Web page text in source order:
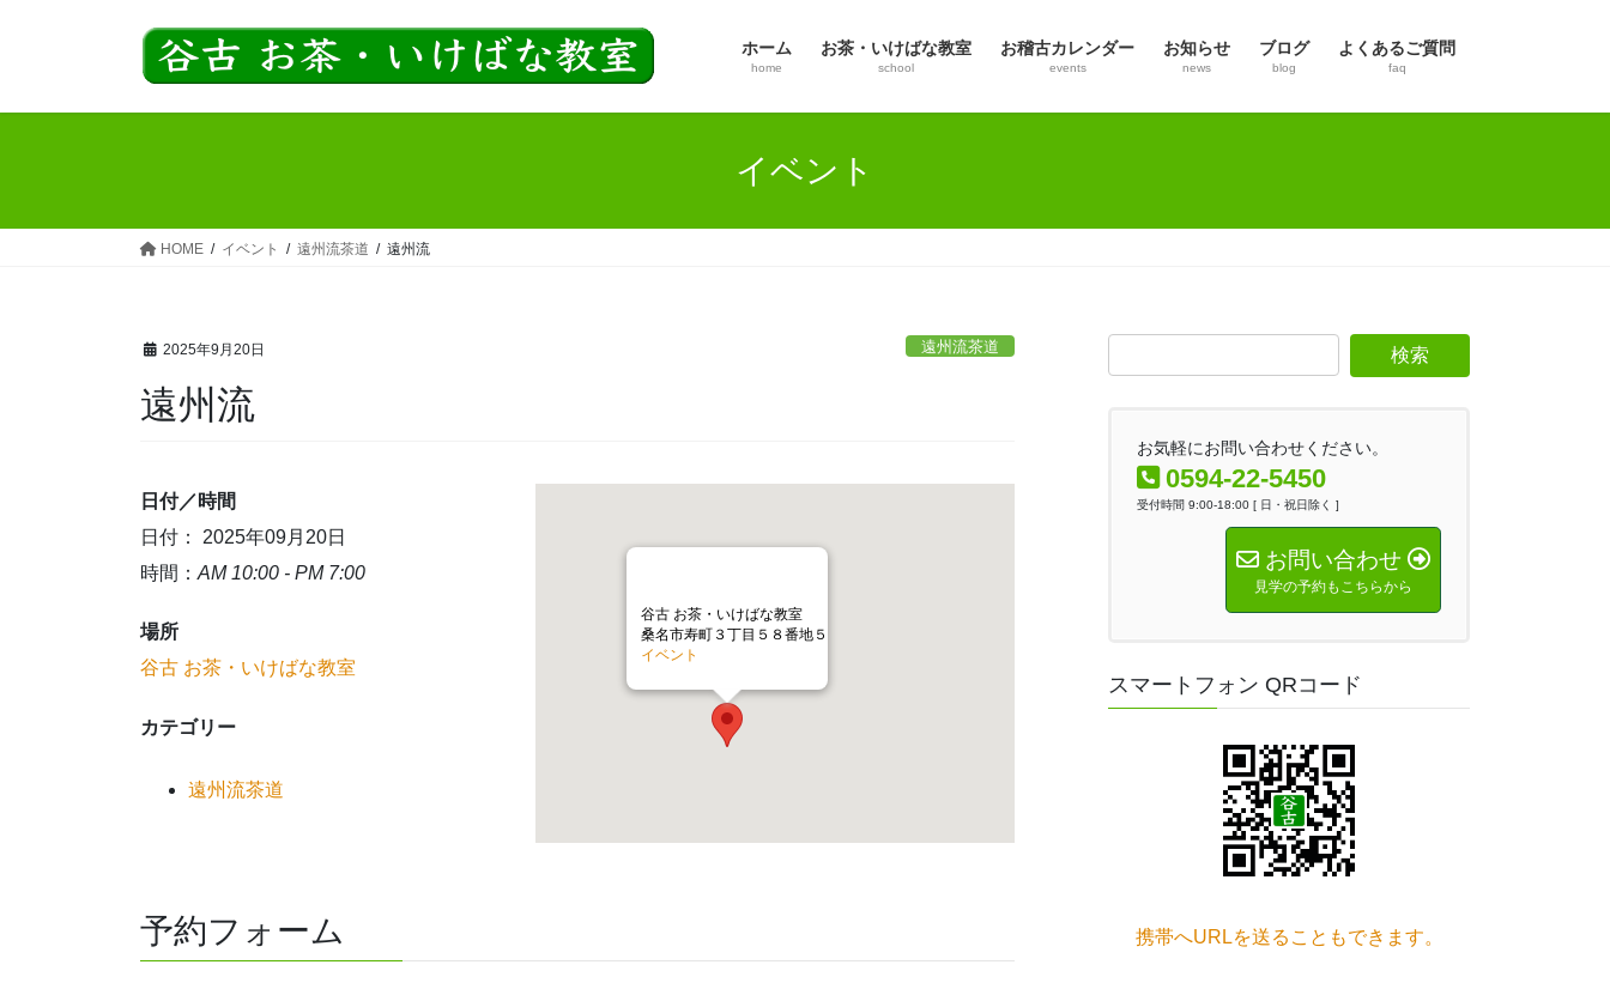
ホーム
home
お茶・いけばな教室
school
お稽古カレンダー
events
お知らせ
news
ブログ
blog
よくあるご質問
faq
イベント
HOME イベント 遠州流茶道 遠州流
2025年9月20日 遠州流茶道
遠州流
谷古 お茶・いけばな教室
桑名市寿町３丁目５８番地５
イベント
日付／時間
日付： 2025年09月20日
時間： AM 10:00 - PM 7:00
場所
谷古 お茶・いけばな教室
カテゴリー
遠州流茶道
予約フォーム
お気軽にお問い合わせください。
0594-22-5450
受付時間 9:00-18:00 [ 日・祝日除く ]
お問い合わせ
見学の予約もこちらから
スマートフォン QRコード
携帯へURLを送ることもできます。